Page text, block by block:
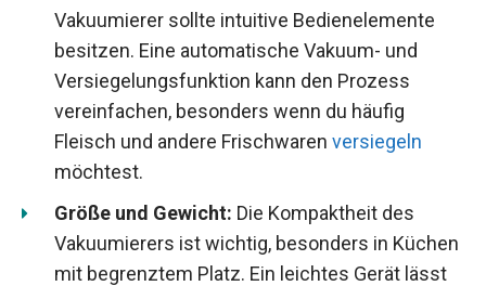
Vakuumierer sollte intuitive Bedienelemente
besitzen. Eine automatische Vakuum- und
Versiegelungsfunktion kann den Prozess
vereinfachen, besonders wenn du häufig
Fleisch und andere Frischwaren versiegeln
möchtest.
Größe und Gewicht: Die Kompaktheit des
Vakuumierers ist wichtig, besonders in Küchen
mit begrenztem Platz. Ein leichtes Gerät lässt